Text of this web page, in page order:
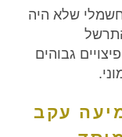
שלא היה
גבוהים
בשמיעה עקב